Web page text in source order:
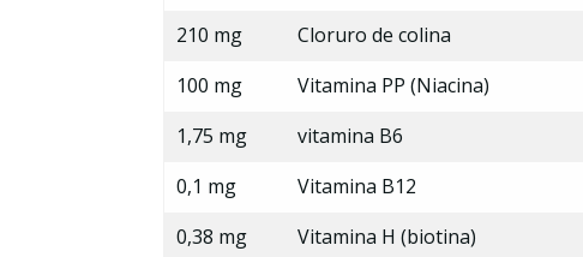
210 mg
Cloruro de colina
100 mg
Vitamina PP (Niacina)
1,75 mg
vitamina B6
0,1 mg
Vitamina B12
0,38 mg
Vitamina H (biotina)